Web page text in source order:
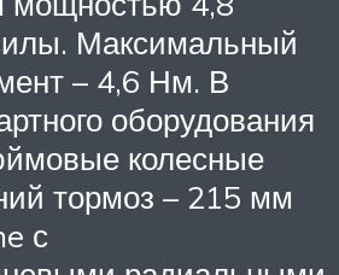
Максимальный
– 4,6 Нм. В
оборудования
колесные
тормоз – 215 мм
с